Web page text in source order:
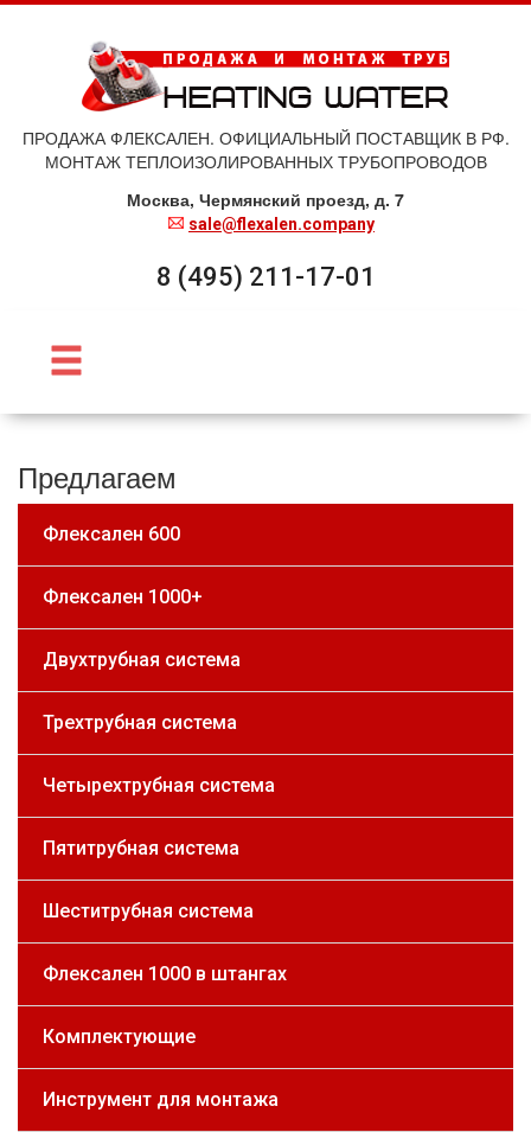
ПРОДАЖА ФЛЕКСАЛЕН. ОФИЦИАЛЬНЫЙ ПОСТАВЩИК В РФ.
МОНТАЖ ТЕПЛОИЗОЛИРОВАННЫХ ТРУБОПРОВОДОВ
Москва, Чермянский проезд, д. 7
sale@flexalen.company
8 (495) 211-17-01
Предлагаем
Флексален 600
Флексален 1000+
Двухтрубная система
Трехтрубная система
Четырехтрубная система
Пятитрубная система
Шеститрубная система
Флексален 1000 в штангах
Комплектующие
Инструмент для монтажа